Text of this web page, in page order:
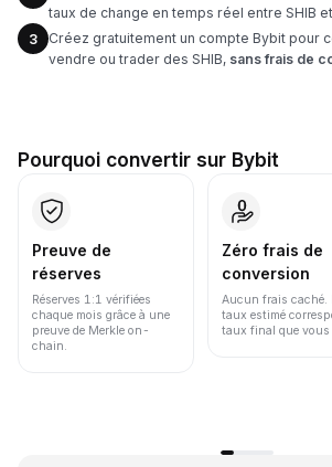
taux de change en temps réel entre SHIB
3
Créez gratuitement un compte Bybit pour
vendre ou trader des SHIB, sans frais de
Pourquoi convertir sur Bybit
Preuve de
réserves
Réserves 1:1 vérifiées
chaque mois grâce à une
preuve de Merkle on-
chain.
Zéro frais de
conversion
Aucun frais caché.
taux estimé
taux final que vous